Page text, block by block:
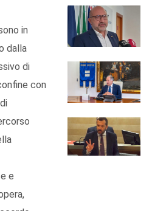
in
dalla
di
con
e